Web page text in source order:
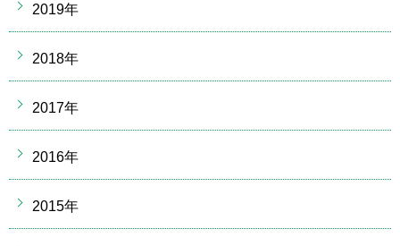
2019年
2018年
2017年
2016年
2015年